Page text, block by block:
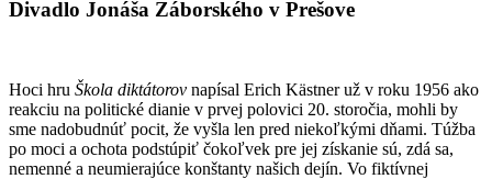
Divadlo Jonáša Záborského v Prešove
Hoci hru Škola diktátorov napísal Erich Kästner už v roku 1956 ako
reakciu na politické dianie v prvej polovici 20. storočia, mohli by
sme nadobudnúť pocit, že vyšla len pred niekoľkými dňami. Túžba
po moci a ochota podstúpiť čokoľvek pre jej získanie sú, zdá sa,
nemenné a neumierajúce konštanty našich dejín. Vo fiktívnej